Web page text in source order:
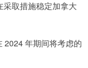
取措施稳定加拿大
2024 年期间将考虑的